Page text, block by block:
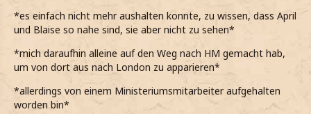
*es einfach nicht mehr aushalten konnte, zu wissen, dass April
und Blaise so nahe sind, sie aber nicht zu sehen*
*mich daraufhin alleine auf den Weg nach HM gemacht hab,
um von dort aus nach London zu apparieren*
*allerdings von einem Ministeriumsmitarbeiter aufgehalten
worden bin*